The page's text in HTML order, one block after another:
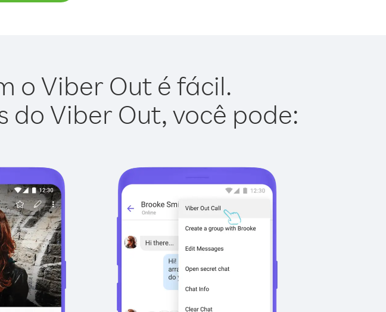
o Viber Out é fácil.
do Viber Out, você pode: